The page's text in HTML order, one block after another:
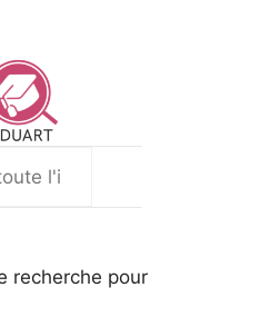
recherche pour